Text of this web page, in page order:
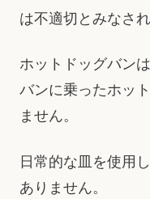
は不適切とみなされ
ホットドッグバン
バンに乗ったホッ
ません。
日常的な皿を使用
ありません。